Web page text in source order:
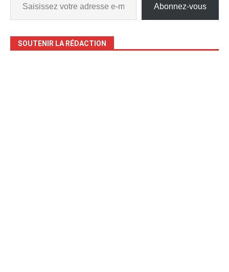
Abonnez-vous
SOUTENIR LA RÉDACTION